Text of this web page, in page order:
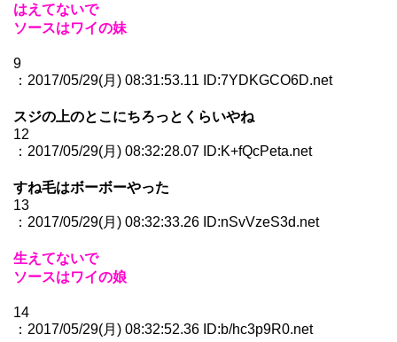
はえてないで
ソースはワイの妹
9
：2017/05/29(月) 08:31:53.11 ID:7YDKGCO6D.net
スジの上のとこにちろっとくらいやね
12
：2017/05/29(月) 08:32:28.07 ID:K+fQcPeta.net
すね毛はボーボーやった
13
：2017/05/29(月) 08:32:33.26 ID:nSvVzeS3d.net
生えてないで
ソースはワイの娘
14
：2017/05/29(月) 08:32:52.36 ID:b/hc3p9R0.net